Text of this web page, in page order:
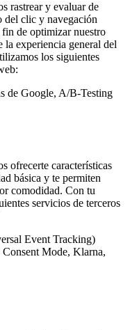
rastrear y evaluar de
del clic y navegación
de optimizar nuestro
experiencia general del
los siguientes
de Google, A/B-Testing
ofrecerte características
básica y te permiten
comodidad. Con tu
servicios de terceros
Event Tracking)
Mode, Klarna,